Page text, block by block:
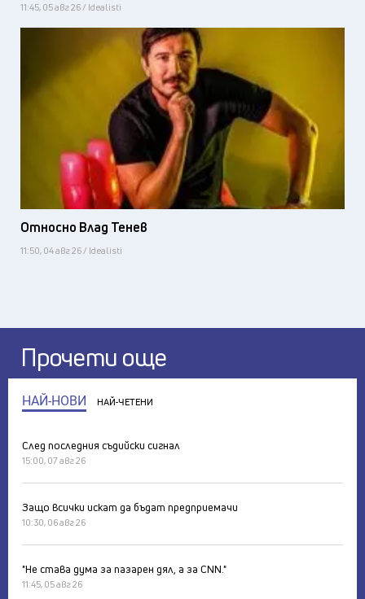
11:45, 05 авг 26 / Idealisti
Относно Влад Тенев
11:50, 04 авг 26 / Idealisti
Прочети още
НАЙ-НОВИ НАЙ-ЧЕТЕНИ
След последния съдийски сигнал
15:00, 07 авг 26
Защо всички искат да бъдат предприемачи
10:30, 06 авг 26
"Не става дума за пазарен дял, а за CNN."
11:45, 05 авг 26